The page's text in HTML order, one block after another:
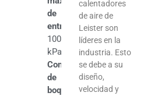
de
entrada
100
kPa
Conexión
de
boquilla
calentadores
de aire de
Leister son
líderes en la
industria. Esto
se debe a su
diseño,
velocidad y